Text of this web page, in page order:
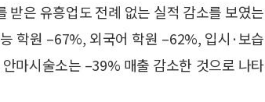
받은 유흥업도 전례 없는 실적 감소를 보였는
학원 –67%, 외국어 학원 –62%, 입시·보습
마시술소는 –39% 매출 감소한 것으로 나타